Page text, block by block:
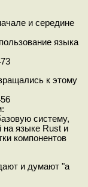
и середине
языка
к этому
систему,
на языке Rust и
компонентов
и думают "а